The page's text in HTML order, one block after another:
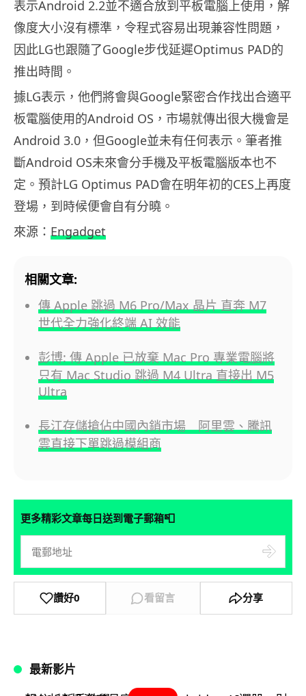
表示Android 2.2並不適合放到平板電腦上使用，解
像度大小沒有標準，令程式容易出現兼容性問題，
因此LG也跟隨了Google步伐延遲Optimus PAD的
推出時間。
據LG表示，他們將會與Google緊密合作找出合適平
板電腦使用的Android OS，市場就傳出很大機會是
Android 3.0，但Google並未有任何表示。筆者推
斷Android OS未來會分手機及平板電腦版本也不
定。預計LG Optimus PAD會在明年初的CES上再度
登場，到時候便會自有分曉。
來源： Engadget
相關文章:
傳 Apple 跳過 M6 Pro/Max 晶片 直奔 M7
世代全力強化終端 AI 效能
彭博: 傳 Apple 已放棄 Mac Pro 專業電腦將
只有 Mac Studio 跳過 M4 Ultra 直接出 M5
Ultra
長江存儲搶佔中國內銷市場 阿里雲、騰訊
雲直接下單跳過模組商
更多精彩文章每日送到電子郵箱📮
讚好0 看留言 分享
最新影片